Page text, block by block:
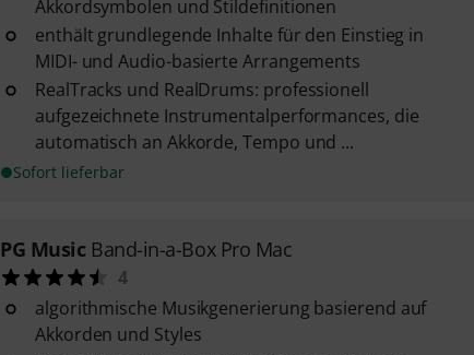
Akkordsymbolen und Stildefinitionen
enthält grundlegende Inhalte für den Einstieg in
MIDI- und Audio-basierte Arrangements
RealTracks und RealDrums: professionell
aufgezeichnete Instrumentalperformances, die
automatisch an Akkorde, Tempo und ...
Sofort lieferbar
PG Music Band-in-a-Box Pro Mac
4
algorithmische Musikgenerierung basierend auf
Akkorden und Styles